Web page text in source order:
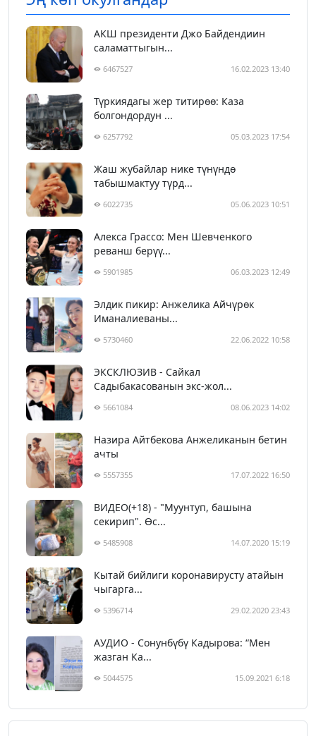
АКШ президенти Джо Байдендиин
саламаттыгын...
6467527 16.02.2023 13:40
Түркиядагы жер титирөө: Каза
болгондордун ...
6257792 05.03.2023 17:54
Жаш жубайлар нике түнүндө
табышмактуу түрд...
6022735 05.06.2023 10:51
Алекса Грассо: Мен Шевченкого
реванш берүү...
5901985 06.03.2023 12:49
Элдик пикир: Анжелика Айчүрөк
Иманалиеваны...
5730460 22.06.2022 10:58
ЭКСКЛЮЗИВ - Сайкал
Садыбакасованын экс-жол...
5661084 08.06.2023 14:02
Назира Айтбекова Анжеликанын бетин
ачты
5557355 17.07.2022 16:50
ВИДЕО(+18) - "Муунтуп, башына
секирип". Өс...
5485908 14.07.2020 15:19
Кытай бийлиги коронавирусту атайын
чыгарга...
5396714 29.02.2020 23:43
АУДИО - Сонунбүбү Кадырова: “Мен
жазган Ка...
5044575 15.09.2021 6:18